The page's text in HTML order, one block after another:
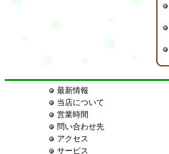
最新情報
当店について
営業時間
問い合わせ先
アクセス
サービス